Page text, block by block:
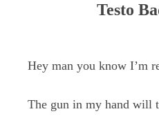
Testo
Hey man you know I’m
The gun in my hand will